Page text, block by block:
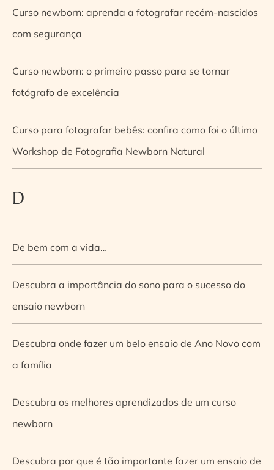
Curso newborn: aprenda a fotografar recém-nascidos
com segurança
Curso newborn: o primeiro passo para se tornar
fotógrafo de excelência
Curso para fotografar bebês: confira como foi o último
Workshop de Fotografia Newborn Natural
D
De bem com a vida…
Descubra a importância do sono para o sucesso do
ensaio newborn
Descubra onde fazer um belo ensaio de Ano Novo com
a família
Descubra os melhores aprendizados de um curso
newborn
Descubra por que é tão importante fazer um ensaio de